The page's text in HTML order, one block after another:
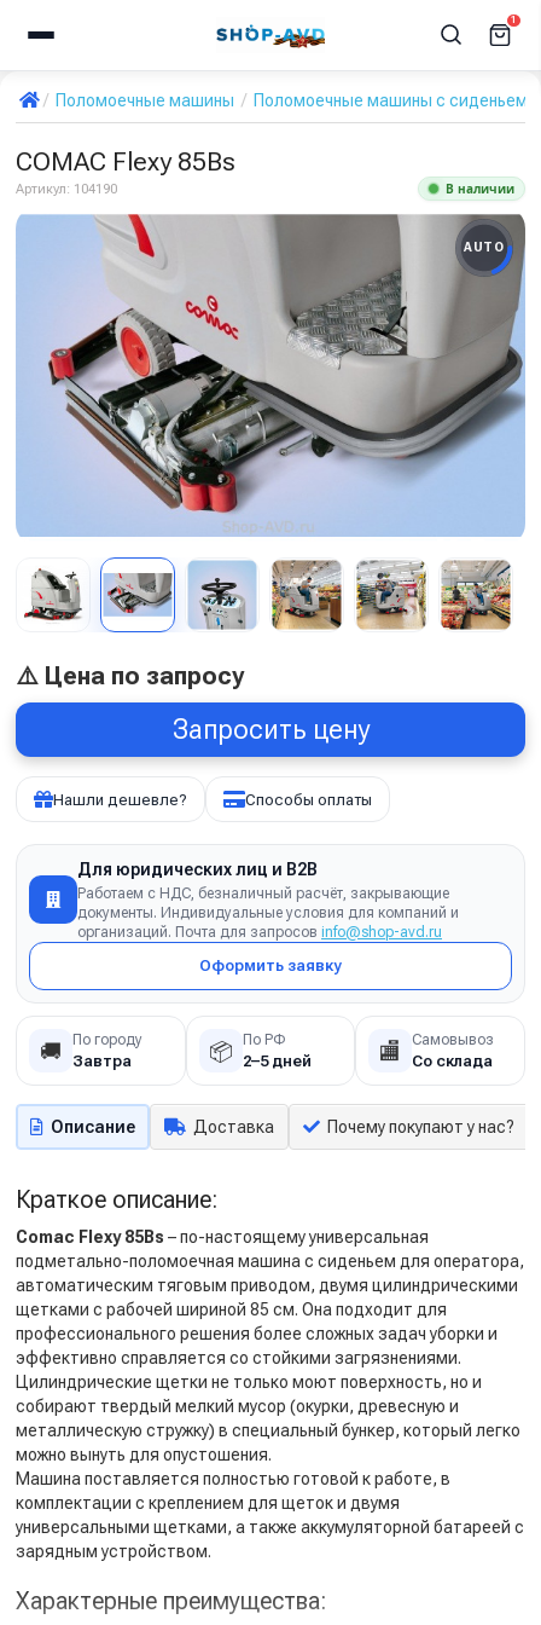
1
Поломоечные машины Поломоечные машины с сиденьем
COMAC Flexy 85Bs
Артикул: 104190 В наличии
AUTO
⚠️ Цена по запросу
Запросить цену
Нашли дешевле? Способы оплаты
Для юридических лиц и B2B
Работаем с НДС, безналичный расчёт, закрывающие
документы. Индивидуальные условия для компаний и
организаций. Почта для запросов info@shop-avd.ru
Оформить заявку
🚚 По городу
Завтра 📦 По РФ
2–5 дней 🏬 Самовывоз
Со склада
Описание Доставка Почему покупают у нас?
Краткое описание:
Comac Flexy 85Bs – по-настоящему универсальная
подметально-поломоечная машина с сиденьем для оператора,
автоматическим тяговым приводом, двумя цилиндрическими
щетками с рабочей шириной 85 см. Она подходит для
профессионального решения более сложных задач уборки и
эффективно справляется со стойкими загрязнениями.
Цилиндрические щетки не только моют поверхность, но и
собирают твердый мелкий мусор (окурки, древесную и
металлическую стружку) в специальный бункер, который легко
можно вынуть для опустошения.
Машина поставляется полностью готовой к работе, в
комплектации с креплением для щеток и двумя
универсальными щетками, а также аккумуляторной батареей с
зарядным устройством.
Характерные преимущества: